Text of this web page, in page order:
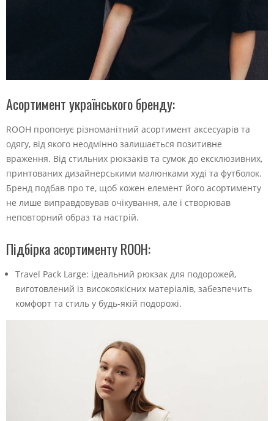
Асортимент українського бренду:
ROOH пропонує різноманітний асортимент аксесуарів та
одягу, від якого неодмінно залишається позитивне
враження. Від стильних рюкзаків та сумок до ексклюзивних,
принтованих дизайнерськими малюнками худі та футболок.
Бренд подбав про те, щоб кожен елемент його асортименту
не лише виправдовував очікування, але і створював
неповторний образ та настрій.
Підбірка асортименту ROOH:
Travel Pack Large: ідеальний рюкзак для подорожей,
виготовлений із високоякісних матеріалів, забезпечить
комфорт та стиль у будь-якій подорожі.